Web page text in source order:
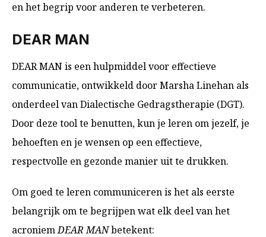
en het begrip voor anderen te verbeteren.
DEAR MAN
DEAR MAN is een hulpmiddel voor effectieve
communicatie, ontwikkeld door Marsha Linehan als
onderdeel van Dialectische Gedragstherapie (DGT).
Door deze tool te benutten, kun je leren om jezelf, je
behoeften en je wensen op een effectieve,
respectvolle en gezonde manier uit te drukken.
Om goed te leren communiceren is het als eerste
belangrijk om te begrijpen wat elk deel van het
acroniemDEAR MANbetekent: